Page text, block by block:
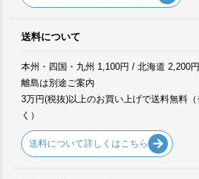
送料について
本州・四国・九州 1,100円 / 北海道
離島は別途ご案内
3万円(税抜)以上のお買い上げで送料無料
く）
送料について詳しくはこちら